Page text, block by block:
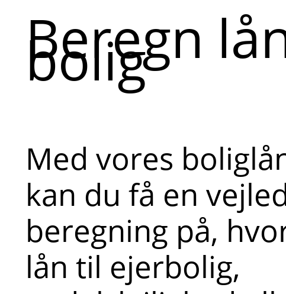
Beregn
bolig
Med vores
kan du få en
beregning på,
lån til ejerbolig,